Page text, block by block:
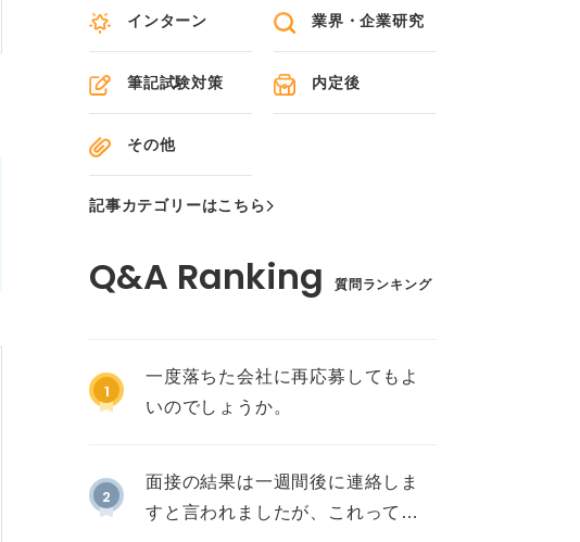
インターン 業界・企業研究
筆記試験対策 内定後
その他
記事カテゴリーはこちら
質問ランキング
1
一度落ちた会社に再応募してもよ
いのでしょうか。
2
面接の結果は一週間後に連絡しま
すと言われましたが、これって不